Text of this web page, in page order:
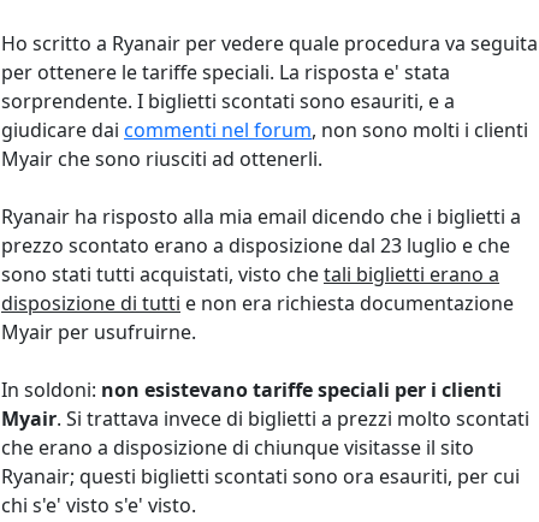
Ho scritto a Ryanair per vedere quale procedura va seguita
per ottenere le tariffe speciali. La risposta e' stata
sorprendente. I biglietti scontati sono esauriti, e a
giudicare dai commenti nel forum, non sono molti i clienti
Myair che sono riusciti ad ottenerli.
Ryanair ha risposto alla mia email dicendo che i biglietti a
prezzo scontato erano a disposizione dal 23 luglio e che
sono stati tutti acquistati, visto chetali biglietti erano a
disposizione di tutti e non era richiesta documentazione
Myair per usufruirne.
In soldoni: non esistevano tariffe speciali per i clienti
Myair. Si trattava invece di biglietti a prezzi molto scontati
che erano a disposizione di chiunque visitasse il sito
Ryanair; questi biglietti scontati sono ora esauriti, per cui
chi s'e' visto s'e' visto.